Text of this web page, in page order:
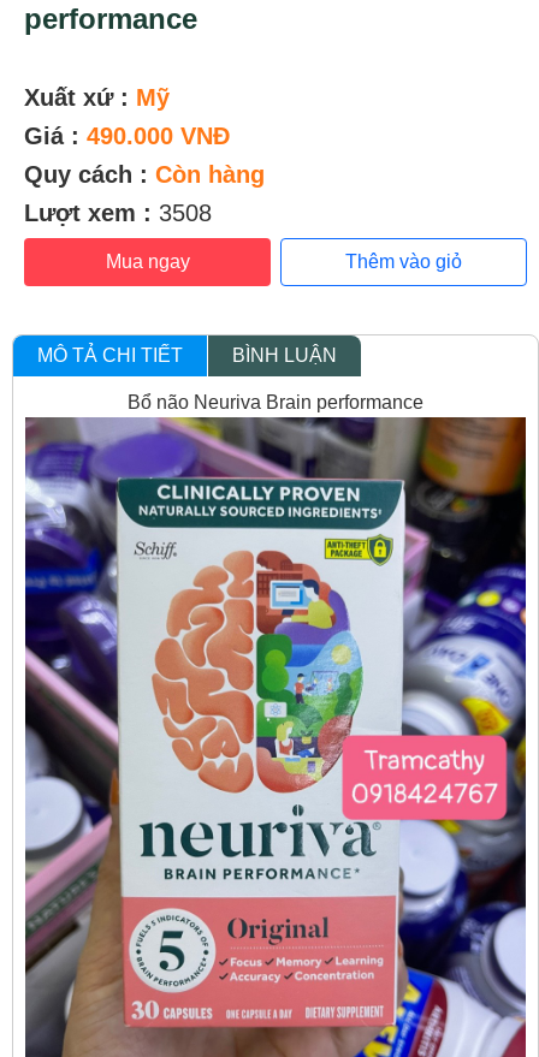
performance
Xuất xứ : Mỹ
Giá : 490.000 VNĐ
Quy cách : Còn hàng
Lượt xem : 3508
Mua ngay Thêm vào giỏ
MÔ TẢ CHI TIẾT BÌNH LUẬN
Bổ não Neuriva Brain performance